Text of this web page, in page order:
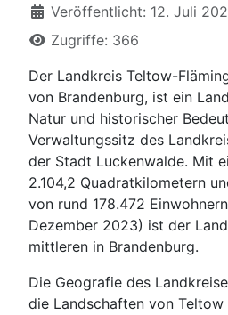
Veröffentlicht: 12. Juli
Zugriffe: 366
Der Landkreis Teltow-
von Brandenburg, ist ein
Natur und historischer
Verwaltungssitz des
der Stadt Luckenwalde. Mit
2.104,2 Quadratkilometern
von rund 178.472
Dezember 2023) ist der
mittleren in Brandenburg.
Die Geografie des
die Landschaften von Teltow